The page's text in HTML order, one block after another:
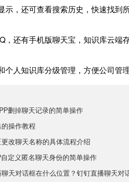
，还可查看搜索历史，快速找到
，还有手机版聊天宝，知识库云端
人知识库分级管理，方便公司管理
删掉聊天记录的简单操作
操作教程
改聊天名称的具体流程介绍
定义匿名聊天身份的简单操作